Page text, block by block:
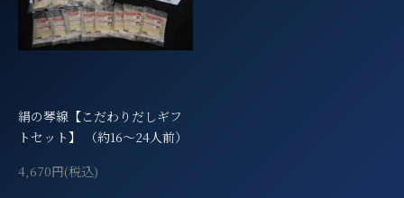
絹の琴線【こだわりだしギフ
トセット】 （約16～24人前）
4,670円(税込)